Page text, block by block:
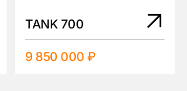
TANK 700
9 850 000 ₽